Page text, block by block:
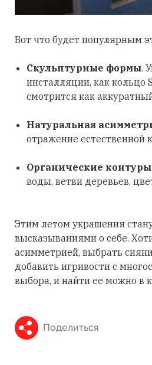
Вот что будет популярным
Скульптурные формы.
инсталляции, как кольцо
смотрится как
Натуральная
отражение естественной
Органические
воды, ветви деревьев,
Этим летом украшения
высказываниями о себе.
асимметрией, выбрать
добавить игривости с
выбора, и найти ее можно в
Поделиться